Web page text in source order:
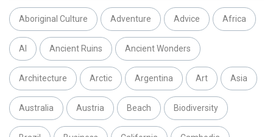
Aboriginal Culture Adventure Advice Africa
AI Ancient Ruins Ancient Wonders
Architecture Arctic Argentina Art Asia
Australia Austria Beach Biodiversity